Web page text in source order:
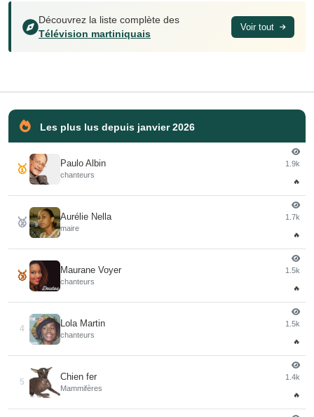
Découvrez la liste complète des
Télévision martiniquais
Voir tout
Les plus lus depuis janvier 2026
🥇 Paulo Albin
chanteurs
1.9k
🔥
🥈 Aurélie Nella
maire
1.7k
🔥
🥉 Maurane Voyer
chanteurs
1.5k
🔥
4
Lola Martin
chanteurs
1.5k
🔥
5
Chien fer
Mammifères
1.4k
🔥